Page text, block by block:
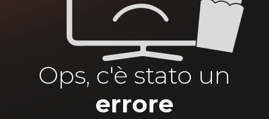
Ops, c'è stato un
errore